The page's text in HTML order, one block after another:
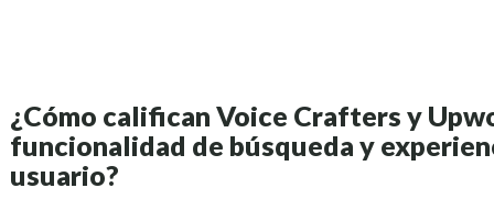
¿Cómo califican Voice Crafters y
funcionalidad de búsqueda y
usuario?